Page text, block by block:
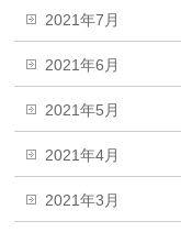
2021年7月
2021年6月
2021年5月
2021年4月
2021年3月